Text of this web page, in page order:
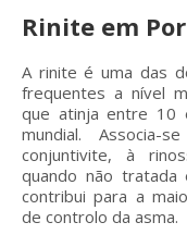
Rinite em
A rinite é uma das
frequentes a nível
que atinja entre 10
mundial. Associa-
conjuntivite, à
quando não tratada
contribui para a
de controlo da asma.